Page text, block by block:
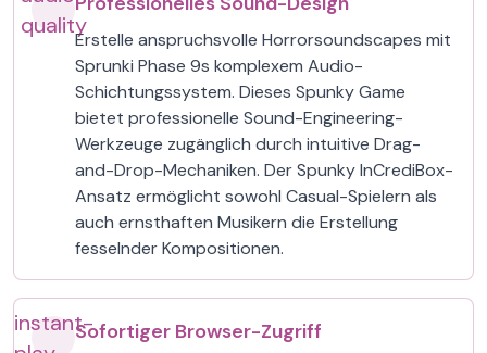
quality
Erstelle anspruchsvolle Horrorsoundscapes mit
Sprunki Phase 9s komplexem Audio-
Schichtungssystem. Dieses Spunky Game
bietet professionelle Sound-Engineering-
Werkzeuge zugänglich durch intuitive Drag-
and-Drop-Mechaniken. Der Spunky InCrediBox-
Ansatz ermöglicht sowohl Casual-Spielern als
auch ernsthaften Musikern die Erstellung
fesselnder Kompositionen.
instant-Sofortiger Browser-Zugriff